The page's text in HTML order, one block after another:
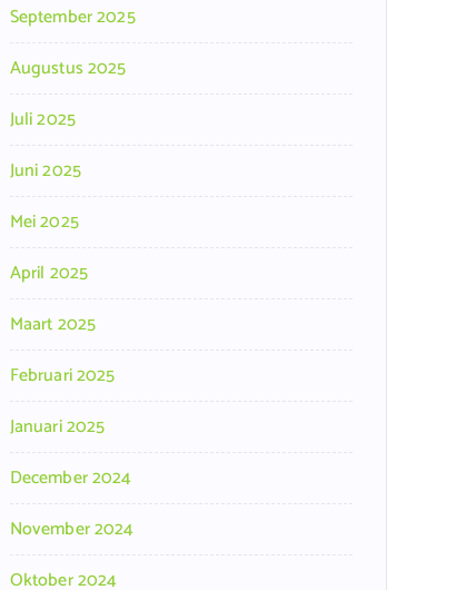
September 2025
Augustus 2025
Juli 2025
Juni 2025
Mei 2025
April 2025
Maart 2025
Februari 2025
Januari 2025
December 2024
November 2024
Oktober 2024